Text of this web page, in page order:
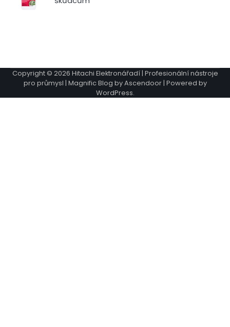
Copyright © 2026 Hitachi Elektronářadí | Profesionální nástroje
pro průmysl | Magnific Blog byAscendoor| Powered by
WordPress.